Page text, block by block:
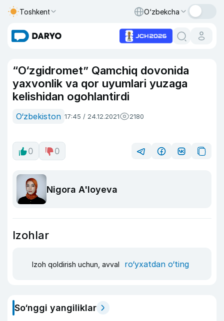
Toshkent O‘zbekcha
“O‘zgidromet” Qamchiq dovonida
yaxvonlik va qor uyumlari yuzaga
kelishidan ogohlantirdi
O‘zbekiston 17:45 / 24.12.2021 2180
0 0
Nigora A'loyeva
Izohlar
Izoh qoldirish uchun, avval ro‘yxatdan o‘ting
So‘nggi yangiliklar